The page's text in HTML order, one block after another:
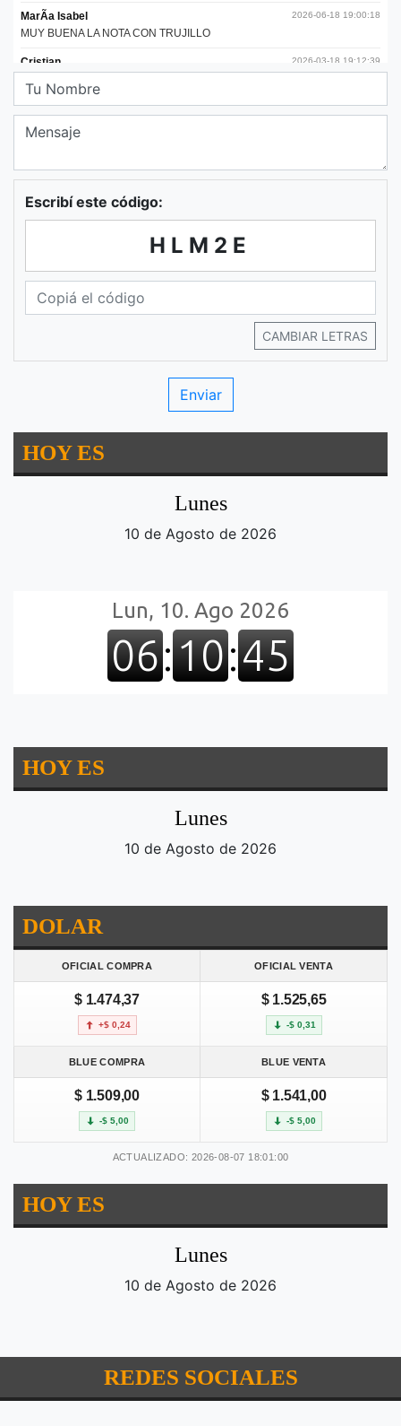
Escribí este código:
HLM2E
CAMBIAR LETRAS
HOY ES
Lunes
10 de Agosto de 2026
HOY ES
Lunes
10 de Agosto de 2026
DOLAR
OFICIAL COMPRA OFICIAL VENTA
$ 1.474,37
+$ 0,24
$ 1.525,65
-$ 0,31
BLUE COMPRA BLUE VENTA
$ 1.509,00
-$ 5,00
$ 1.541,00
-$ 5,00
ACTUALIZADO: 2026-08-07 18:01:00
HOY ES
Lunes
10 de Agosto de 2026
REDES SOCIALES